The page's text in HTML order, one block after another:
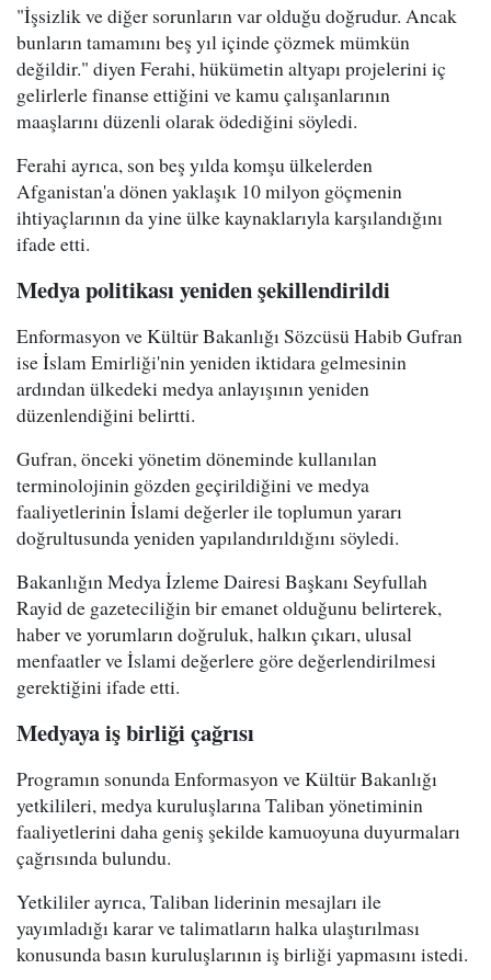
"İşsizlik ve diğer sorunların var olduğu doğrudur. Ancak
bunların tamamını beş yıl içinde çözmek mümkün
değildir." diyen Ferahi, hükümetin altyapı projelerini iç
gelirlerle finanse ettiğini ve kamu çalışanlarının
maaşlarını düzenli olarak ödediğini söyledi.
Ferahi ayrıca, son beş yılda komşu ülkelerden
Afganistan'a dönen yaklaşık 10 milyon göçmenin
ihtiyaçlarının da yine ülke kaynaklarıyla karşılandığını
ifade etti.
Medya politikası yeniden şekillendirildi
Enformasyon ve Kültür Bakanlığı Sözcüsü Habib Gufran
ise İslam Emirliği'nin yeniden iktidara gelmesinin
ardından ülkedeki medya anlayışının yeniden
düzenlendiğini belirtti.
Gufran, önceki yönetim döneminde kullanılan
terminolojinin gözden geçirildiğini ve medya
faaliyetlerinin İslami değerler ile toplumun yararı
doğrultusunda yeniden yapılandırıldığını söyledi.
Bakanlığın Medya İzleme Dairesi Başkanı Seyfullah
Rayid de gazeteciliğin bir emanet olduğunu belirterek,
haber ve yorumların doğruluk, halkın çıkarı, ulusal
menfaatler ve İslami değerlere göre değerlendirilmesi
gerektiğini ifade etti.
Medyaya iş birliği çağrısı
Programın sonunda Enformasyon ve Kültür Bakanlığı
yetkilileri, medya kuruluşlarına Taliban yönetiminin
faaliyetlerini daha geniş şekilde kamuoyuna duyurmaları
çağrısında bulundu.
Yetkililer ayrıca, Taliban liderinin mesajları ile
yayımladığı karar ve talimatların halka ulaştırılması
konusunda basın kuruluşlarının iş birliği yapmasını istedi.